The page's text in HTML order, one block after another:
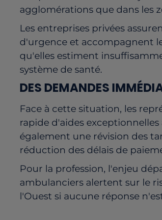
agglomérations que dans les
Les entreprises privées
d'urgence et accompagnent
qu'elles estiment
système de santé.
DES DEMANDES
Face à cette situation, les
rapide d'aides
également une révision des
réduction des délais de
Pour la profession, l'enjeu
ambulanciers alertent sur le
l'Ouest si aucune réponse